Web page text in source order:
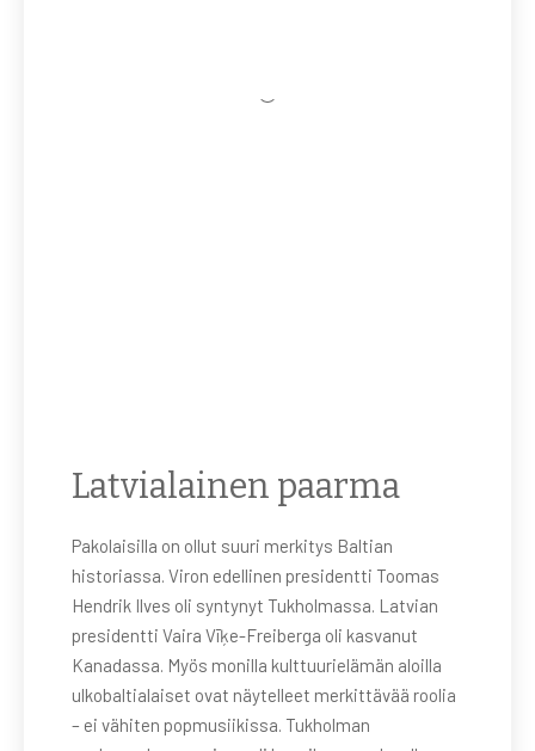
Latvialainen paarma
Pakolaisilla on ollut suuri merkitys Baltian
historiassa. Viron edellinen presidentti Toomas
Hendrik Ilves oli syntynyt Tukholmassa. Latvian
presidentti Vaira Vīķe-Freiberga oli kasvanut
Kanadassa. Myös monilla kulttuurielämän aloilla
ulkobaltialaiset ovat näytelleet merkittävää roolia
– ei vähiten popmusiikissa. Tukholman